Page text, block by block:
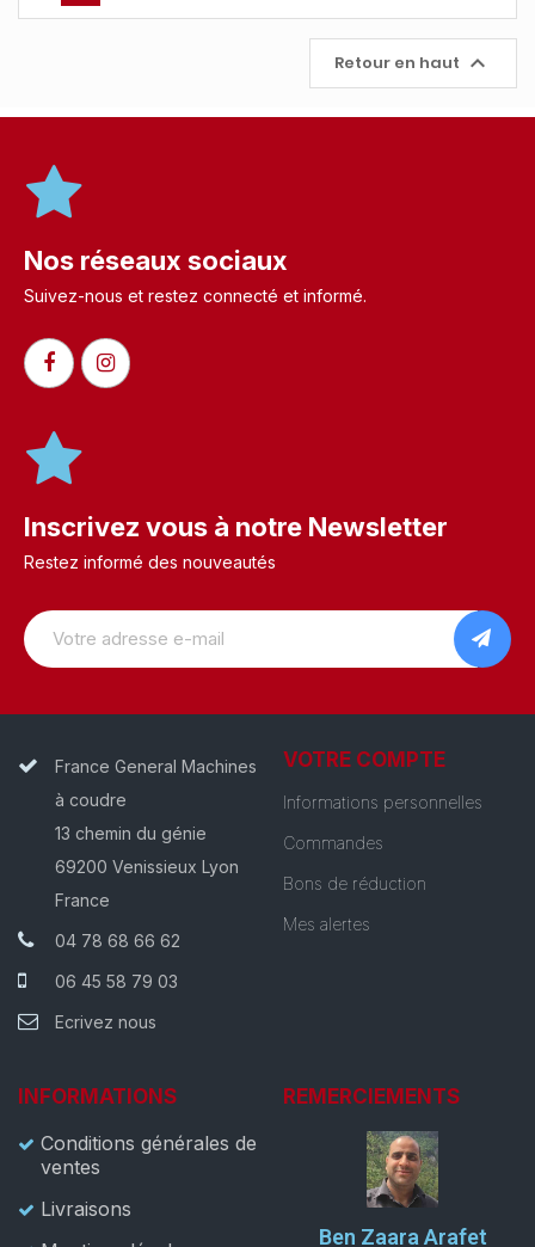
Retour en haut 
Nos réseaux sociaux
Suivez-nous et restez connecté et informé.​
Inscrivez vous à notre Newsletter
Restez informé des nouveautés
France General Machines
à coudre
13 chemin du génie
69200 Venissieux Lyon
France
04 78 68 66 62
06 45 58 79 03
Ecrivez nous
VOTRE COMPTE
Informations personnelles
Commandes
Bons de réduction
Mes alertes
INFORMATIONS
Conditions générales de
ventes
Livraisons
REMERCIEMENTS
Ben Zaara Arafet